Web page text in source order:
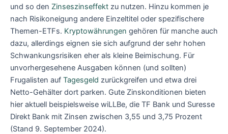
und so den Zinseszinseffekt zu nutzen. Hinzu kommen je
nach Risikoneigung andere Einzeltitel oder spezifischere
Themen-ETFs. Kryptowährungen gehören für manche auch
dazu, allerdings eignen sie sich aufgrund der sehr hohen
Schwankungsrisiken eher als kleine Beimischung. Für
unvorhergesehene Ausgaben können (und sollten)
Frugalisten auf Tagesgeld zurückgreifen und etwa drei
Netto-Gehälter dort parken. Gute Zinskonditionen bieten
hier aktuell beispielsweise wiLLBe, die TF Bank und Suresse
Direkt Bank mit Zinsen zwischen 3,55 und 3,75 Prozent
(Stand 9. September 2024).